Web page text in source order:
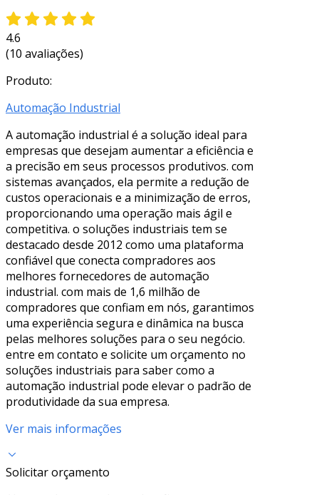
4.6
(10 avaliações)
Produto:
Automação Industrial
A automação industrial é a solução ideal para
empresas que desejam aumentar a eficiência e
a precisão em seus processos produtivos. com
sistemas avançados, ela permite a redução de
custos operacionais e a minimização de erros,
proporcionando uma operação mais ágil e
competitiva. o soluções industriais tem se
destacado desde 2012 como uma plataforma
confiável que conecta compradores aos
melhores fornecedores de automação
industrial. com mais de 1,6 milhão de
compradores que confiam em nós, garantimos
uma experiência segura e dinâmica na busca
pelas melhores soluções para o seu negócio.
entre em contato e solicite um orçamento no
soluções industriais para saber como a
automação industrial pode elevar o padrão de
produtividade da sua empresa.
Ver mais informações
Solicitar orçamento